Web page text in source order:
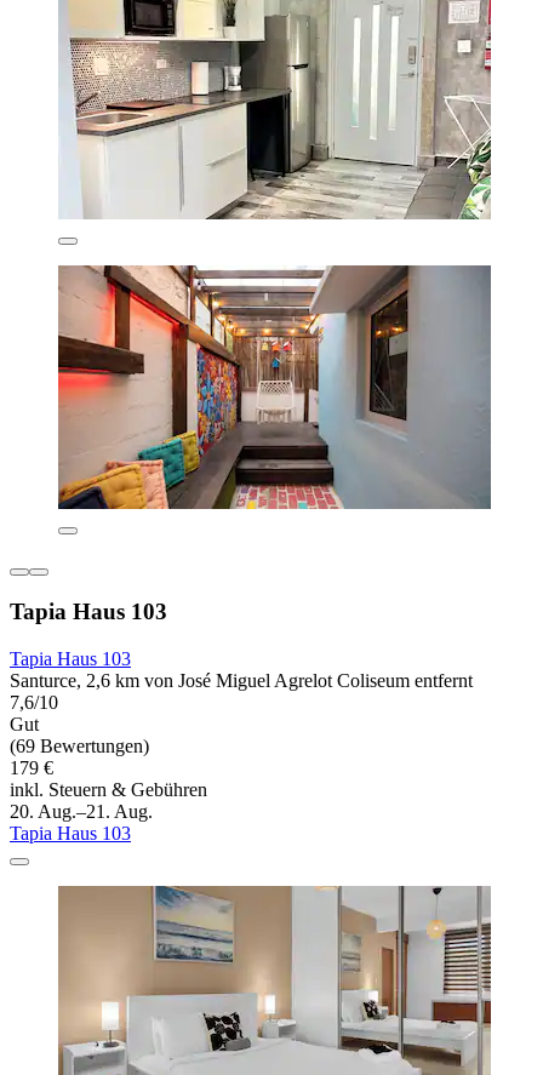
Tapia Haus 103
Tapia Haus 103
Santurce, 2,6 km von José Miguel Agrelot Coliseum entfernt
7,6/10
Gut
(69 Bewertungen)
179 €
inkl. Steuern & Gebühren
20. Aug.–21. Aug.
Tapia Haus 103